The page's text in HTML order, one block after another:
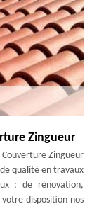
Zingueur
Zingueur
qualité en travaux
: de rénovation,
disposition nos